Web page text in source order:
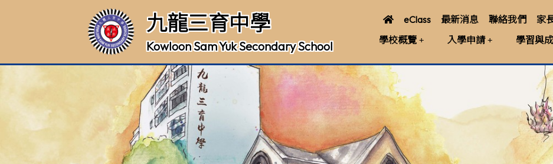
九龍三育中學
Kowloon Sam Yuk Secondary School
eClass 最新消息 聯絡我們 家
學校概覽
入學申請 學習與